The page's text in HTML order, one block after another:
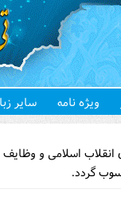
ویژه نامه سایر
گردد.